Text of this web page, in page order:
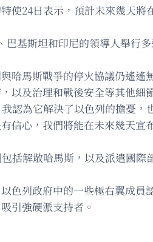
使24日表示，預計未來幾天將
基斯坦和印尼的領導人舉行
哈馬斯戰爭的停火協議仍遙遙
以及治理和戰後安全等其他細
認為它解決了以色列的擔憂，
信心，我們將能在未來幾天宣
括解散哈馬斯，以及派遣國際
色列政府中的一些極右翼成員
引強硬派支持者。